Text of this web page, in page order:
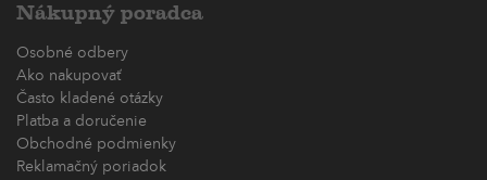
Nákupný poradca
Osobné odbery
Ako nakupovať
Často kladené otázky
Platba a doručenie
Obchodné podmienky
Reklamačný poriadok